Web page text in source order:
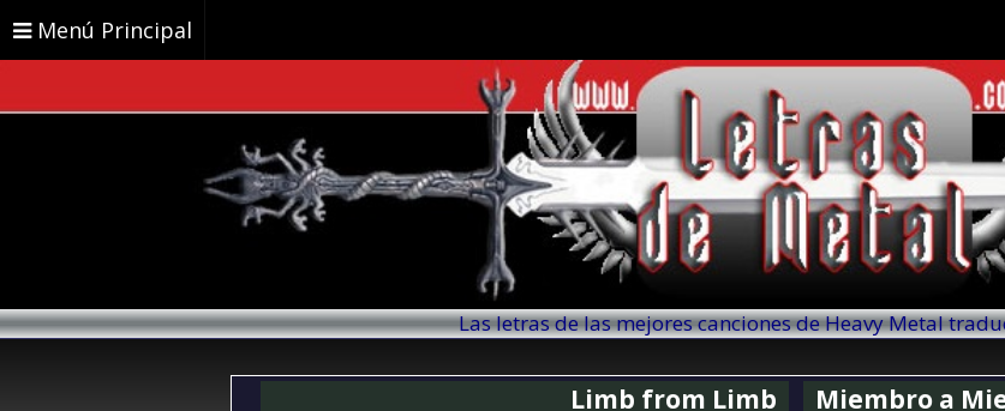
Menú Principal
Las letras de las mejores canciones de Heavy Metal
Limb from Limb Miembro a